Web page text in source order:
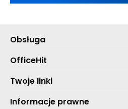
Obsługa
OfficeHit
Twoje linki
Informacje prawne